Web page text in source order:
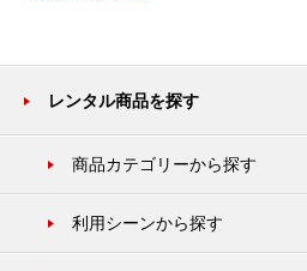
レンタル商品を探す
商品カテゴリーから探す
利用シーンから探す